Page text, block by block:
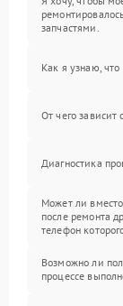
запчастями.
Как я узнаю, что
От чего зависит
Диагностика
Может ли
после ремонта
телефон
Возможно ли
процессе